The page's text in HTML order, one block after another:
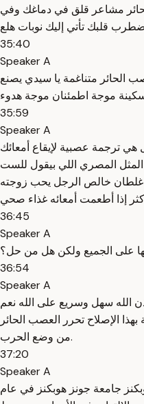
مشاعر قلق في دماغك وفي
35:40
Speaker A
الحائر متناغمة يا سيدي يصنع
35:59
Speaker A
ترجمة عصبية لإيقاع أمعائك
المصري اللي بيقول للست
خالص الرجل يحب زوجته
36:45
Speaker A
على الجميع ولكن هل من حل؟
36:54
Speaker A
الله سهل وسريع على الله نعم
الإصلاح تحرر العصب الحائر
من وضع الحرب.
37:20
Speaker A
جامعة جونز هوبكنز في عام